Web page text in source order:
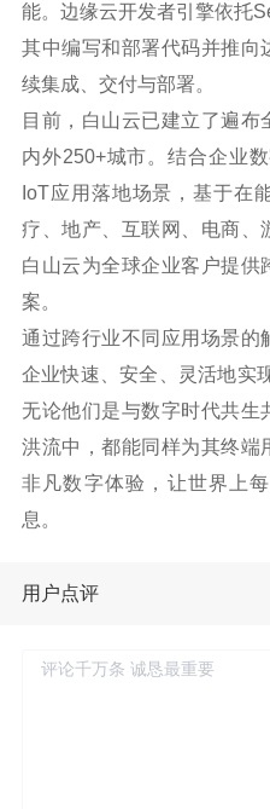
能。边缘云开发者引擎依托
其中编写和部署代码并推向
续集成、交付与部署。
目前，白山云已建立了遍
内外250+城市。结合企业
IoT应用落地场景，基于在
疗、地产、互联网、电商、
白山云为全球企业客户提供
案。
通过跨行业不同应用场景的
企业快速、安全、灵活地实
无论他们是与数字时代共生
洪流中，都能同样为其终端
非凡数字体验，让世界上
息。
用户点评